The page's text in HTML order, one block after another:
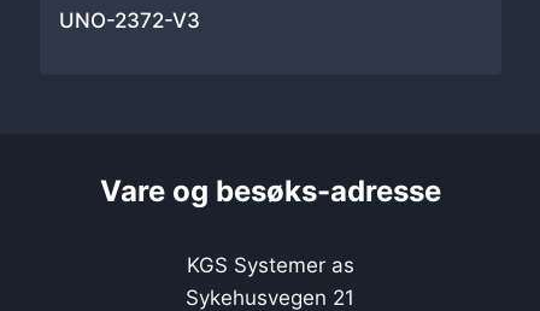
UNO-2372-V3
Vare og besøks-adresse
KGS Systemer as
Sykehusvegen 21